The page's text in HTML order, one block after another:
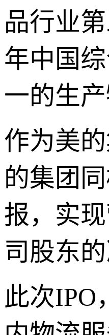
品行业
年中国
一的生
作为美
的集团
报，实
司股东
此次IPO